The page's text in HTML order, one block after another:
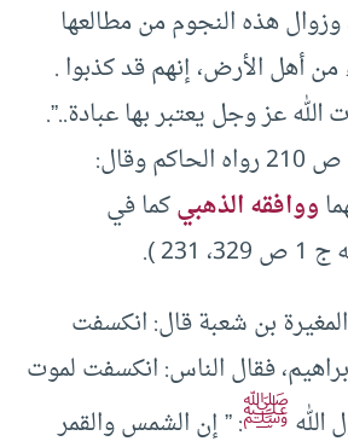
هذه النجوم من مطالعها
أهل الأرض، إنهم قد كذبوا .
الله عز وجل يعتبر بها عبادة..”.
(مجمع الزوائد ج 2 ص 210 رواه الحاكم وقال:
ووافقه الذهبيكما في
).
بن شعبة قال: انكسفت
فقال الناس: انكسفت لموت
اللهﷺ: ” إن الشمس والقمر